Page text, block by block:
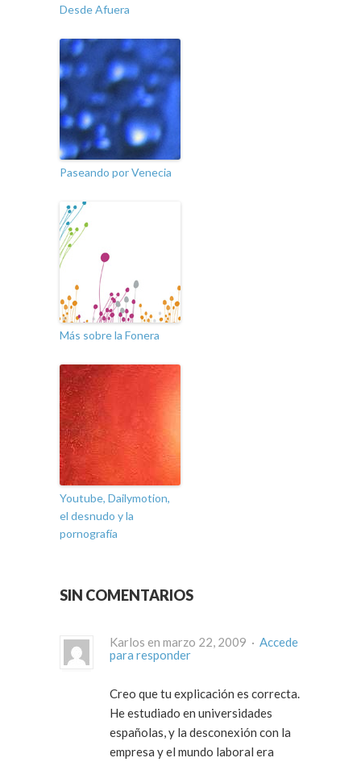
Desde Afuera
Paseando por Venecia
Más sobre la Fonera
Youtube, Dailymotion,
el desnudo y la
pornografía
SIN COMENTARIOS
Karlos en marzo 22, 2009 · Accede
para responder
Creo que tu explicación es correcta.
He estudiado en universidades
españolas, y la desconexión con la
empresa y el mundo laboral era